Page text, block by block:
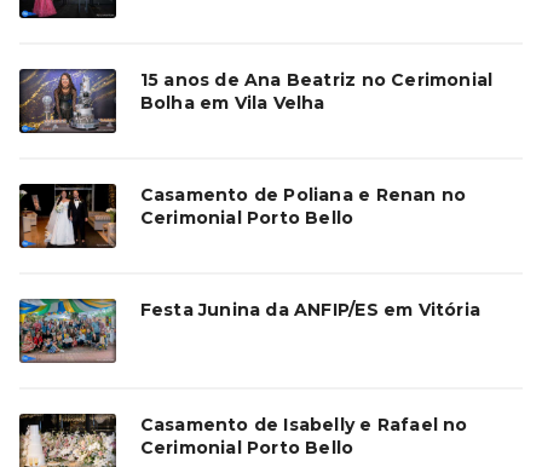
15 anos de Ana Beatriz no Cerimonial
Bolha em Vila Velha
Casamento de Poliana e Renan no
Cerimonial Porto Bello
Festa Junina da ANFIP/ES em Vitória
Casamento de Isabelly e Rafael no
Cerimonial Porto Bello